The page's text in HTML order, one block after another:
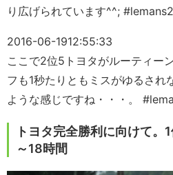
り広げられています^^;
2016-06-1912:55:33
ここで2位5トヨタがルーティー
フも1秒たりともミスがゆるされ
ような感じですね・・・。
トヨタ完全勝利に向けて。
～18時間